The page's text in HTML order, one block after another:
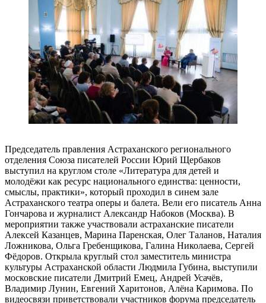
Председатель правления Астраханского регионального
отделения Союза писателей России Юрий Щербаков
выступил на круглом столе «Литература для детей и
молодёжи как ресурс национального единства: ценности,
смыслы, практики», который проходил в синем зале
Астраханского театра оперы и балета. Вели его писатель Анна
Гончарова и журналист Александр Набоков (Москва). В
мероприятии также участвовали астраханские писатели
Алексей Казанцев, Марина Паренская, Олег Таланов, Наталия
Ложникова, Ольга Гребенщикова, Галина Николаева, Сергей
Фёдоров. Открыла круглый стол заместитель министра
культуры Астраханской области Людмила Губина, выступили
московские писатели Дмитрий Емец, Андрей Усачёв,
Владимир Лунин, Евгений Харитонов, Алёна Каримова. По
видеосвязи приветствовали участников форума председатель